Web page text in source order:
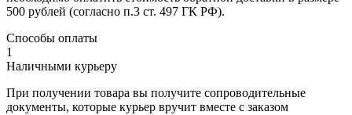
500 рублей (согласно п.3 ст. 497 ГК РФ).
Способы оплаты
1
Наличными курьеру
При получении товара вы получите сопроводительные
документы, которые курьер вручит вместе с заказом